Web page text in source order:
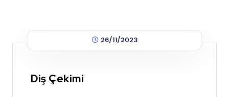
26/11/2023
Diş Çekimi